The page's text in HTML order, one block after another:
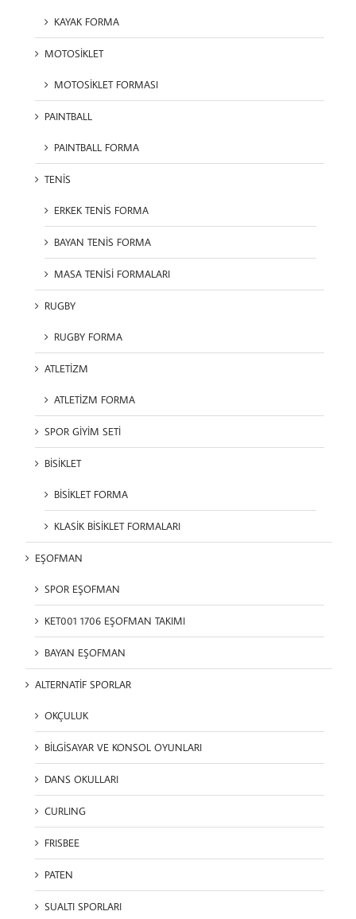
KAYAK FORMA
MOTOSİKLET
MOTOSİKLET FORMASI
PAINTBALL
PAINTBALL FORMA
TENİS
ERKEK TENİS FORMA
BAYAN TENİS FORMA
MASA TENİSİ FORMALARI
RUGBY
RUGBY FORMA
ATLETİZM
ATLETİZM FORMA
SPOR GİYİM SETİ
BİSİKLET
BİSİKLET FORMA
KLASİK BİSİKLET FORMALARI
EŞOFMAN
SPOR EŞOFMAN
KET001 1706 EŞOFMAN TAKIMI
BAYAN EŞOFMAN
ALTERNATİF SPORLAR
OKÇULUK
BİLGİSAYAR VE KONSOL OYUNLARI
DANS OKULLARI
CURLING
FRISBEE
PATEN
SUALTI SPORLARI